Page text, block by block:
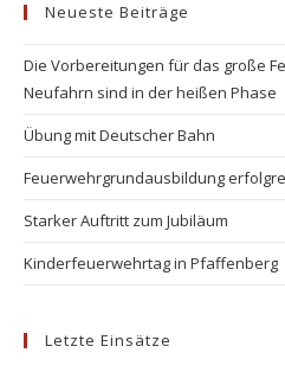
Neueste Beiträge
Die Vorbereitungen für das große
Neufahrn sind in der heißen Phase
Übung mit Deutscher Bahn
Feuerwehrgrundausbildung
Starker Auftritt zum Jubiläum
Kinderfeuerwehrtag in Pfaffenberg
Letzte Einsätze